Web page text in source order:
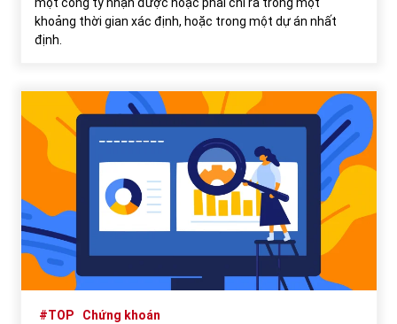
khoảng thời gian xác định, hoặc trong một dự án nhất
định.
#TOP Chứng khoán